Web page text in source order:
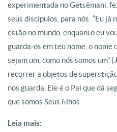
experimentada no Getsêmani,
seus discípulos, para nós: “Eu já
estão no mundo, enquanto eu
guarda-os em teu nome, o nome
sejam um, como nós somos um”
recorrer a objetos de
nos guarda. Ele é o Pai que dá
que somos Seus filhos.
Leia mais: